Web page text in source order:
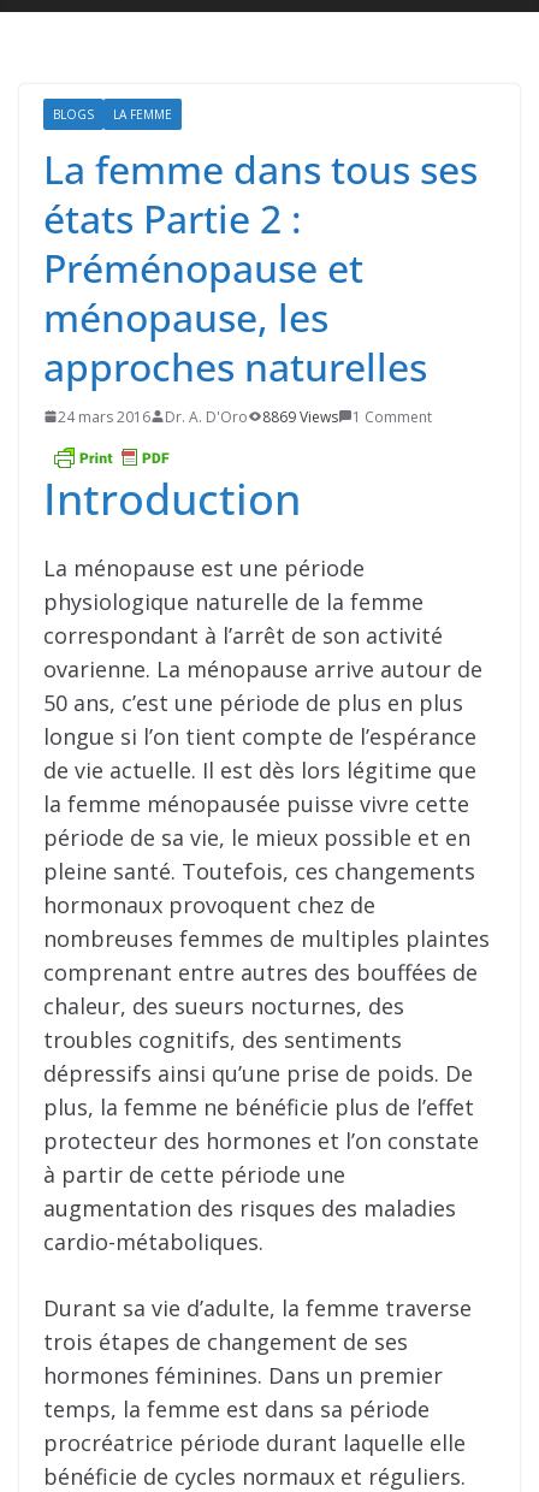
BLOGS LA FEMME
La femme dans tous ses
états Partie 2 :
Préménopause et
ménopause, les
approches naturelles
24 mars 2016 Dr. A. D'Oro 8869 Views 1 Comment
Introduction
La ménopause est une période
physiologique naturelle de la femme
correspondant à l’arrêt de son activité
ovarienne. La ménopause arrive autour de
50 ans, c’est une période de plus en plus
longue si l’on tient compte de l’espérance
de vie actuelle. Il est dès lors légitime que
la femme ménopausée puisse vivre cette
période de sa vie, le mieux possible et en
pleine santé. Toutefois, ces changements
hormonaux provoquent chez de
nombreuses femmes de multiples plaintes
comprenant entre autres des bouffées de
chaleur, des sueurs nocturnes, des
troubles cognitifs, des sentiments
dépressifs ainsi qu’une prise de poids. De
plus, la femme ne bénéficie plus de l’effet
protecteur des hormones et l’on constate
à partir de cette période une
augmentation des risques des maladies
cardio-métaboliques.
Durant sa vie d’adulte, la femme traverse
trois étapes de changement de ses
hormones féminines. Dans un premier
temps, la femme est dans sa période
procréatrice période durant laquelle elle
bénéficie de cycles normaux et réguliers.